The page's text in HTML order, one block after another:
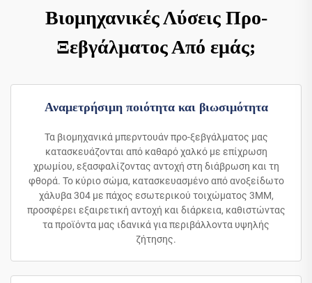
Βιομηχανικές Λύσεις Προ-
Ξεβγάλματος Από εμάς;
Αναμετρήσιμη ποιότητα και βιωσιμότητα
Τα βιομηχανικά μπερντουάν προ-ξεβγάλματος μας
κατασκευάζονται από καθαρό χαλκό με επίχρωση
χρωμίου, εξασφαλίζοντας αντοχή στη διάβρωση και τη
φθορά. Το κύριο σώμα, κατασκευασμένο από ανοξείδωτο
χάλυβα 304 με πάχος εσωτερικού τοιχώματος 3MM,
προσφέρει εξαιρετική αντοχή και διάρκεια, καθιστώντας
τα προϊόντα μας ιδανικά για περιβάλλοντα υψηλής
ζήτησης.